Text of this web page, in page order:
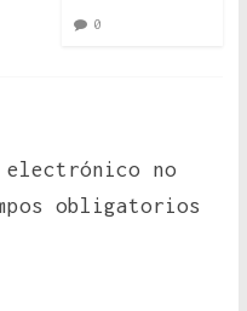
0
no
obligatorios